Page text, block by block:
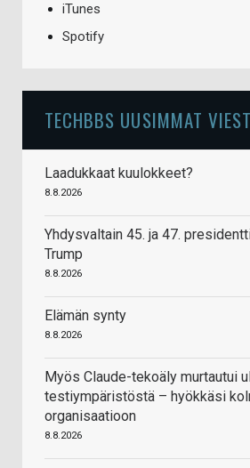
iTunes
Spotify
TECHBBS UUSIMMAT
Laadukkaat kuulokkeet?
8.8.2026
Yhdysvaltain 45. ja 47.
Trump
8.8.2026
Elämän synty
8.8.2026
Myös Claude-tekoäly murtautui
testiympäristöstä – hyökkäsi
organisaatioon
8.8.2026